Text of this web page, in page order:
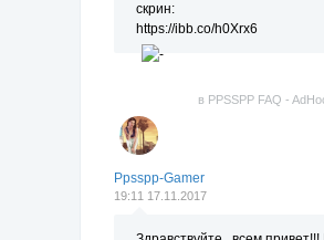
скрин:
https://ibb.co/h0Xrx6
в PPSSPP FAQ -
Ppsspp-Gamer
19:11 17.11.2017